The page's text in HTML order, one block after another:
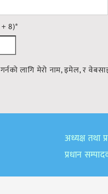
8)*
लागि मेरो नाम, इमेल, र
अध्यक्ष तथा
प्रधान